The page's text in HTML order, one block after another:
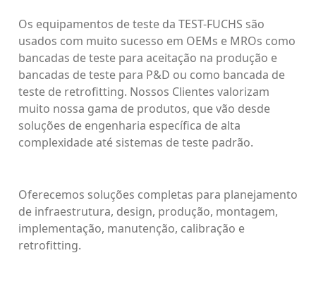
Os equipamentos de teste da TEST-FUCHS são
usados com muito sucesso em OEMs e MROs como
bancadas de teste para aceitação na produção e
bancadas de teste para P&D ou como bancada de
teste de retrofitting. Nossos Clientes valorizam
muito nossa gama de produtos, que vão desde
soluções de engenharia específica de alta
complexidade até sistemas de teste padrão.
Oferecemos soluções completas para planejamento
de infraestrutura, design, produção, montagem,
implementação, manutenção, calibração e
retrofitting.